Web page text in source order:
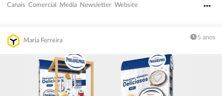
Canais Comercial Media Newsletter Website
Maria Ferreira 5 anos